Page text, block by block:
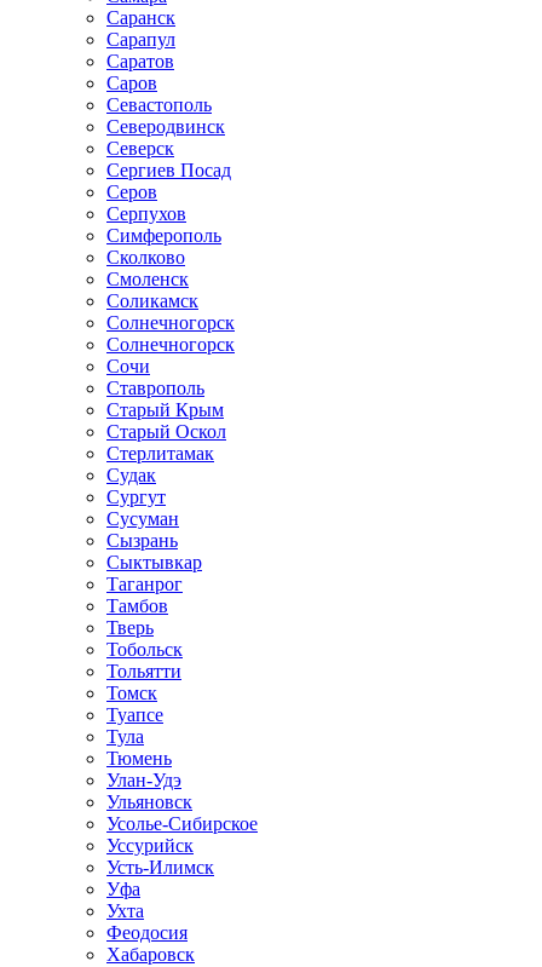
Саранск
Сарапул
Саратов
Саров
Севастополь
Северодвинск
Северск
Сергиев Посад
Серов
Серпухов
Симферополь
Сколково
Смоленск
Соликамск
Солнечногорск
Солнечногорск
Сочи
Ставрополь
Старый Крым
Старый Оскол
Стерлитамак
Судак
Сургут
Сусуман
Сызрань
Сыктывкар
Таганрог
Тамбов
Тверь
Тобольск
Тольятти
Томск
Туапсе
Тула
Тюмень
Улан-Удэ
Ульяновск
Усолье-Сибирское
Уссурийск
Усть-Илимск
Уфа
Ухта
Феодосия
Хабаровск